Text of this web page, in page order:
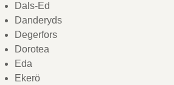
Dals-Ed
Danderyds
Degerfors
Dorotea
Eda
Ekerö